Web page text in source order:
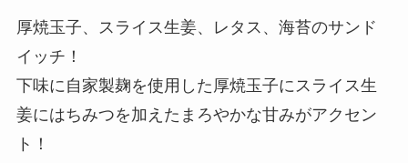
厚焼玉子、スライス生姜、レタス、海苔のサンド
イッチ！
下味に自家製麹を使用した厚焼玉子にスライス生
姜にはちみつを加えたまろやかな甘みがアクセン
ト！